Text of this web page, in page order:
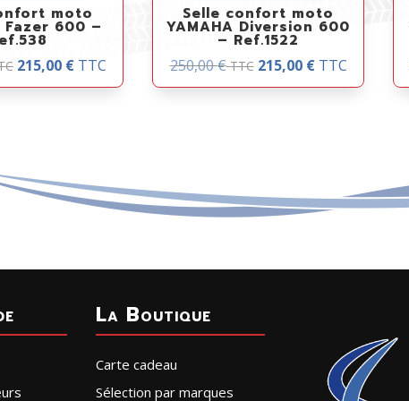
moto
Fazer 600 –
215,00 € TTC
Selle confort moto
YAMAHA Diversion 600
– Ref.1522
250,00€ TTC 215,00 € TTC
La Boutique
Carte cadeau
Sélection par marques